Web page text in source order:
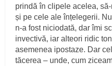
prindă în clipele acelea,
și pe cele ale înțelegerii.
n-a fost niciodată, dar îmi
invectivă, iar alteori ridic
asemenea ipostaze. Dar
tăcerea – unde, cum